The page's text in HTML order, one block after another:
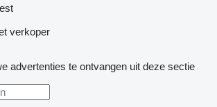
verkoper
advertenties te ontvangen uit deze sectie